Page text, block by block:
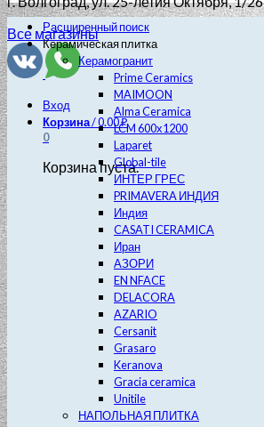
Все магазины
Вход
Корзина/0.00₽
0
Корзина пуста.
Расширенный поиск
Керамическая плитка
Керамогранит
Prime Ceramics
MAIMOON
Alma Ceramica
LCM 600х1200
Laparet
Global-tile
ИНТЕР ГРЕС
PRIMAVERA ИНДИЯ
Индия
CASATI CERAMICA
Иран
АЗОРИ
EN NFACE
DELACORA
AZARIO
Cersanit
Grasaro
Keranova
Gracia ceramica
Unitile
НАПОЛЬНАЯ ПЛИТКА